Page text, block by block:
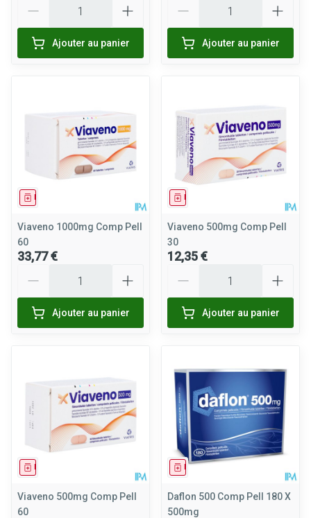
Ajouter au panier Ajouter au panier
Viaveno 1000mg Comp Pell
60
33,77 €
Ajouter au panier
Viaveno 500mg Comp Pell
30
12,35 €
Ajouter au panier
Viaveno 500mg Comp Pell
60
Médicament
Daflon 500 Comp Pell 180 X
500mg